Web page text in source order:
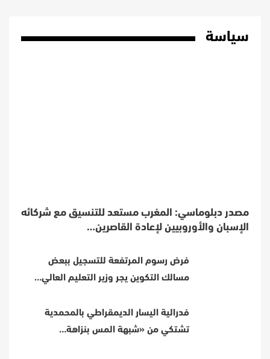
سياسة
مصدر دبلوماسي: المغرب مستعد للتنسيق مع شركائه
الإسبان والأوروبيين لإعادة القاصرين…
فرض رسوم المرتفعة للتسجيل ببعض
مسالك التكوين يجر وزير التعليم العالي…
فدرالية اليسار الديمقراطي بالمحمدية
تشتكي من «شبهة المس بنزاهة…